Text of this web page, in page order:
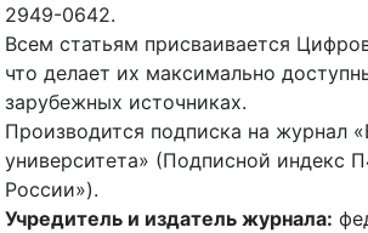
2949-0642.
Всем статьям присваивается
что делает их максимально
зарубежных источниках.
Производится подписка на журнал
университета» (Подписной индекс
России»).
Учредитель и издатель журнала: